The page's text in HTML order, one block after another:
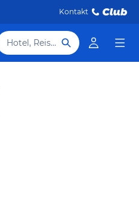
Kontakt
Hotel, Reiseziel